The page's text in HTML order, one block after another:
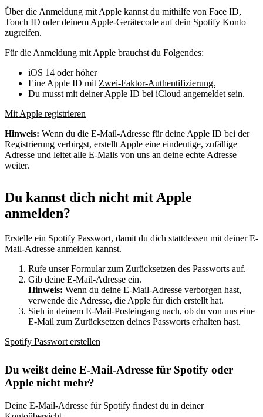
Über die Anmeldung mit Apple kannst du mithilfe von Face ID,
Touch ID oder deinem Apple-Gerätecode auf dein Spotify Konto
zugreifen.
Für die Anmeldung mit Apple brauchst du Folgendes:
iOS 14 oder höher
Eine Apple ID mit Zwei-Faktor-Authentifizierung.
Du musst mit deiner Apple ID bei iCloud angemeldet sein.
Mit Apple registrieren
Hinweis: Wenn du die E-Mail-Adresse für deine Apple ID bei der
Registrierung verbirgst, erstellt Apple eine eindeutige, zufällige
Adresse und leitet alle E-Mails von uns an deine echte Adresse
weiter.
Du kannst dich nicht mit Apple
anmelden?
Erstelle ein Spotify Passwort, damit du dich stattdessen mit deiner E-
Mail-Adresse anmelden kannst.
Rufe unser Formular zum Zurücksetzen des Passworts auf.
Gib deine E-Mail-Adresse ein.
Hinweis: Wenn du deine E-Mail-Adresse verborgen hast,
verwende die Adresse, die Apple für dich erstellt hat.
Sieh in deinem E-Mail-Posteingang nach, ob du von uns eine
E-Mail zum Zurücksetzen deines Passworts erhalten hast.
Spotify Passwort erstellen
Du weißt deine E-Mail-Adresse für Spotify oder
Apple nicht mehr?
Deine E-Mail-Adresse für Spotify findest du in deiner